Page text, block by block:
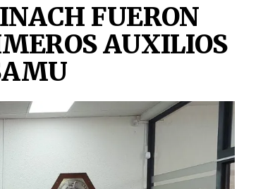
FUERON
AUXILIOS